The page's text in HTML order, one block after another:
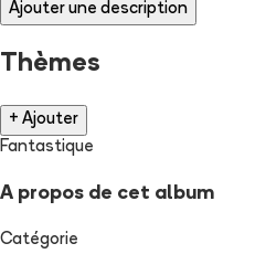
Ajouter une description
Thèmes
+ Ajouter
Fantastique
A propos de cet album
Catégorie